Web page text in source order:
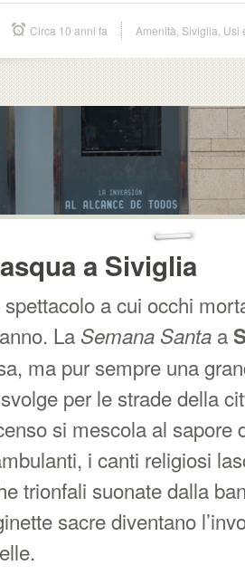
Circa 10 anni fa Amenità Siviglia Usi
a Siviglia
spettacolo a cui occhi
La Semana Santa a
ma pur sempre una
per le strade della
si mescola al sapore
i canti religiosi
trionfali suonate dalla
sacre diventano